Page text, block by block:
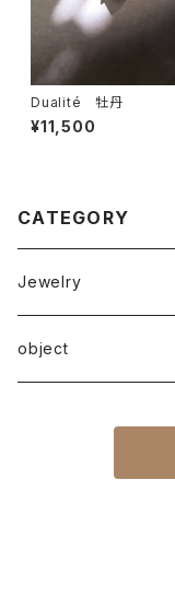
Dualité 牡丹
¥11,500
CATEGORY
Jewelry
ピアス
object